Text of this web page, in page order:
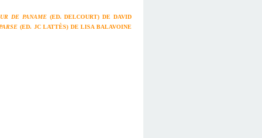
DE PANAME(ED. DELCOURT) DE DAVID
(ED. JC LATTÈS) DE LISA BALAVOINE